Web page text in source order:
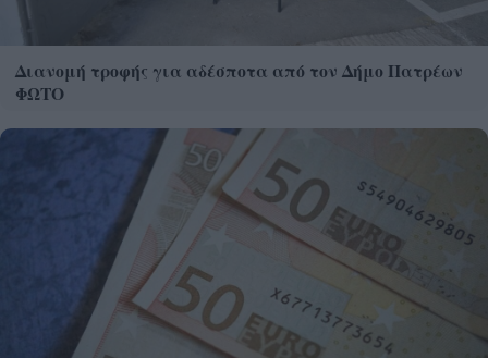
Διανομή τροφής για αδέσποτα από τον Δήμο Πατρέων
ΦΩΤΟ